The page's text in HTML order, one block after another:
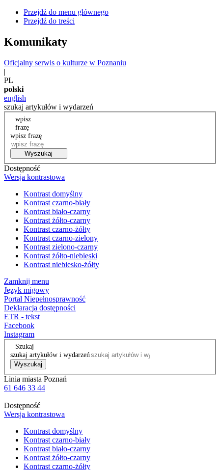
Przejdź do menu głównego
Przejdź do treści
Komunikaty
Oficjalny serwis o kulturze w Poznaniu
|
PL
polski
english
szukaj artykułów i wydarzeń
wpisz
frazę
wpisz frazę
Wyszukaj
Dostępność
Wersja kontrastowa
Kontrast domyślny
Kontrast czarno-biały
Kontrast biało-czarny
Kontrast żółto-czarny
Kontrast czarno-żółty
Kontrast czarno-zielony
Kontrast zielono-czarny
Kontrast żółto-niebieski
Kontrast niebiesko-żółty
Zamknij menu
Język migowy
Portal Niepełnosprawność
Deklaracja dostępności
ETR - tekst
Facebook
Instagram
Szukaj
szukaj artykułów i wydarzeń
Wyszukaj
Linia miasta Poznań
61 646 33 44
Dostępność
Wersja kontrastowa
Kontrast domyślny
Kontrast czarno-biały
Kontrast biało-czarny
Kontrast żółto-czarny
Kontrast czarno-żółty